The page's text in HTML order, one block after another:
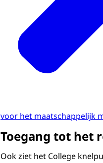
voor het maatschappelijk
Toegang tot het
Ook ziet het College